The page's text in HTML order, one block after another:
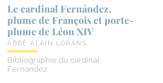
Le cardinal Fernández,
plume de François et porte-​
plume de Léon XIV
ABBÉ ALAIN LORANS
Bibliographie du cardinal
Fernandez